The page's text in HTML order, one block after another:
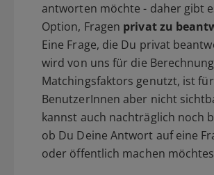
antworten möchte - daher gibt
Option, Fragen privat zu
Eine Frage, die Du privat
wird von uns für die
Matchingsfaktors genutzt, ist
BenutzerInnen aber nicht
kannst auch nachträglich noch
ob Du Deine Antwort auf eine
oder öffentlich machen